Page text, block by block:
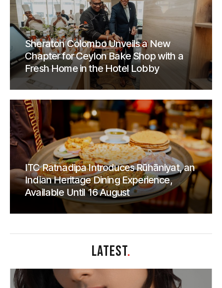
Sheraton Colombo Unveils a New
Chapter for Ceylon Bake Shop with a
Fresh Home in the Hotel Lobby
ITC Ratnadipa Introduces Rūhāniyat, an
Indian Heritage Dining Experience,
Available Until 16 August
LATEST.